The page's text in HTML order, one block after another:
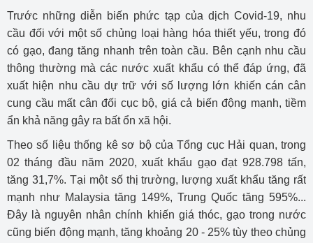
Trước những diễn biến phức tạp của dịch Covid-19, nhu
cầu đối với một số chủng loại hàng hóa thiết yếu, trong đó
có gạo, đang tăng nhanh trên toàn cầu. Bên cạnh nhu cầu
thông thường mà các nước xuất khẩu có thể đáp ứng, đã
xuất hiện nhu cầu dự trữ với số lượng lớn khiến cán cân
cung cầu mất cân đối cục bộ, giá cả biến động mạnh, tiềm
ẩn khả năng gây ra bất ổn xã hội.
Theo số liệu thống kê sơ bộ của Tổng cục Hải quan, trong
02 tháng đầu năm 2020, xuất khẩu gạo đạt 928.798 tấn,
tăng 31,7%. Tại một số thị trường, lượng xuất khẩu tăng rất
mạnh như Malaysia tăng 149%, Trung Quốc tăng 595%...
Đây là nguyên nhân chính khiến giá thóc, gạo trong nước
cũng biến động mạnh, tăng khoảng 20 - 25% tùy theo chủng